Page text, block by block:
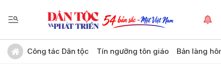
Công tác Dân tộc Tín ngưỡng tôn giáo Bản làng